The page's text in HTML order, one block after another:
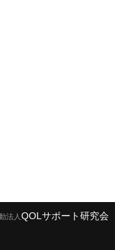
法人 QOLサポート研究会